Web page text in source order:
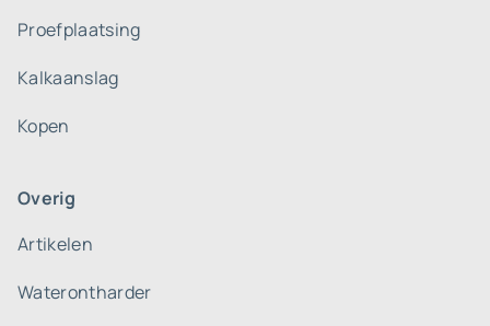
Proefplaatsing
Kalkaanslag
Kopen
Overig
Artikelen
Waterontharder